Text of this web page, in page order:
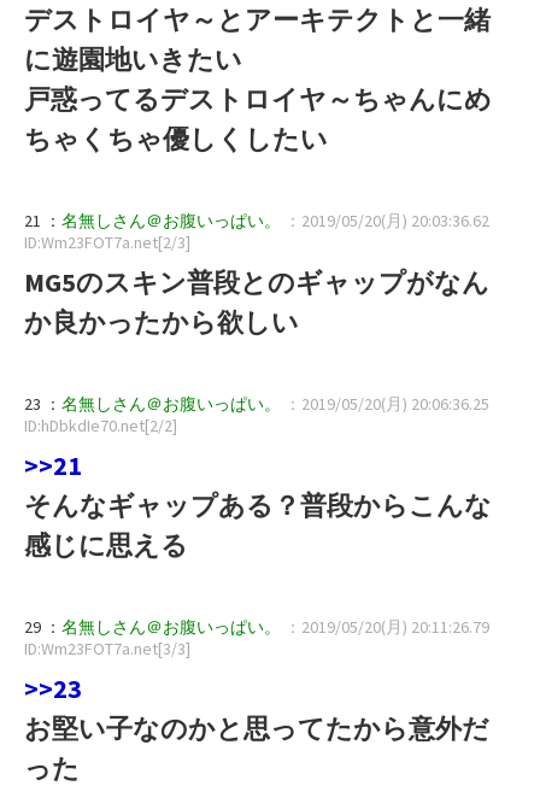
デストロイヤ～とアーキテクトと一緒
に遊園地いきたい
戸惑ってるデストロイヤ～ちゃんにめ
ちゃくちゃ優しくしたい
21 ： 名無しさん＠お腹いっぱい。
：2019/05/20(月) 20:03:36.62
ID:Wm23FOT7a.net[2/3]
MG5のスキン普段とのギャップがなん
か良かったから欲しい
23 ： 名無しさん＠お腹いっぱい。
：2019/05/20(月) 20:06:36.25
ID:hDbkdIe70.net[2/2]
>>21
そんなギャップある？普段からこんな
感じに思える
29 ： 名無しさん＠お腹いっぱい。
：2019/05/20(月) 20:11:26.79
ID:Wm23FOT7a.net[3/3]
>>23
お堅い子なのかと思ってたから意外だ
った